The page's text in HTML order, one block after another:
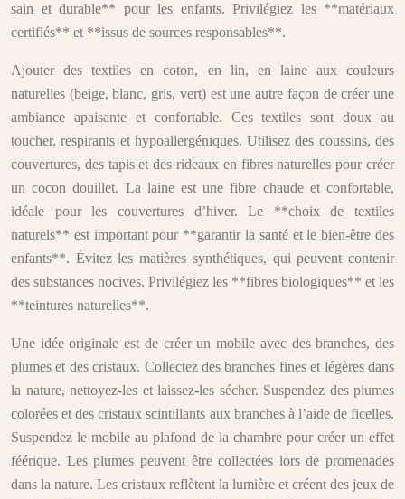
sain et durable** pour les enfants. Privilégiez les **matériaux
certifiés** et **issus de sources responsables**.
Ajouter des textiles en coton, en lin, en laine aux couleurs
naturelles (beige, blanc, gris, vert) est une autre façon de créer une
ambiance apaisante et confortable. Ces textiles sont doux au
toucher, respirants et hypoallergéniques. Utilisez des coussins, des
couvertures, des tapis et des rideaux en fibres naturelles pour créer
un cocon douillet. La laine est une fibre chaude et confortable,
idéale pour les couvertures d’hiver. Le **choix de textiles
naturels** est important pour **garantir la santé et le bien-être des
enfants**. Évitez les matières synthétiques, qui peuvent contenir
des substances nocives. Privilégiez les **fibres biologiques** et les
**teintures naturelles**.
Une idée originale est de créer un mobile avec des branches, des
plumes et des cristaux. Collectez des branches fines et légères dans
la nature, nettoyez-les et laissez-les sécher. Suspendez des plumes
colorées et des cristaux scintillants aux branches à l’aide de ficelles.
Suspendez le mobile au plafond de la chambre pour créer un effet
féérique. Les plumes peuvent être collectées lors de promenades
dans la nature. Les cristaux reflètent la lumière et créent des jeux de